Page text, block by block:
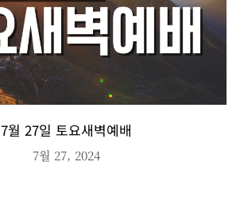
7월 27일 토요새벽예배
7월 27, 2024